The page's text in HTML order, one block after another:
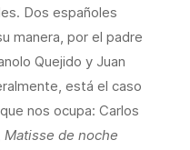
Dos españoles
manera, por el padre
Quejido y Juan
está el caso
nos ocupa: Carlos
Matisse de noche